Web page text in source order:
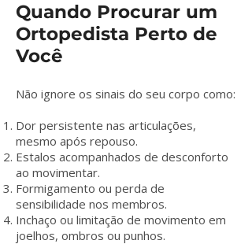
Quando Procurar um
Ortopedista Perto de
Você
Não ignore os sinais do seu corpo como:
Dor persistente nas articulações,
mesmo após repouso.
Estalos acompanhados de desconforto
ao movimentar.
Formigamento ou perda de
sensibilidade nos membros.
Inchaço ou limitação de movimento em
joelhos, ombros ou punhos.